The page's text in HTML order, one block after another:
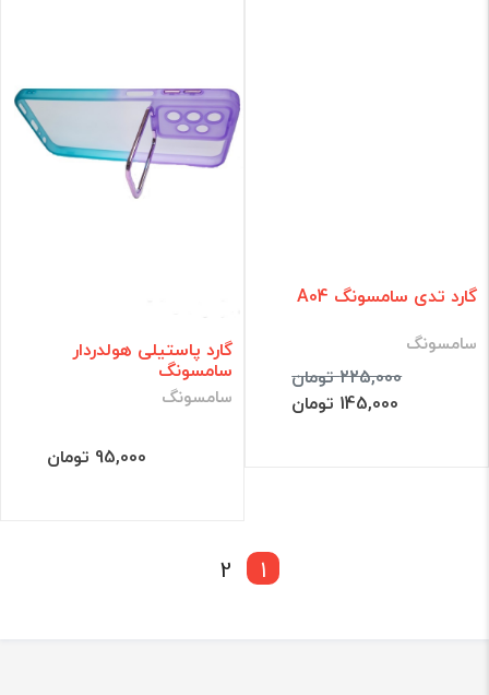
گارد تدی سامسونگ A04
سامسونگ
225,000 تومان
145,000 تومان
گارد پاستیلی هولدردار
سامسونگ
سامسونگ
95,000 تومان
1
2